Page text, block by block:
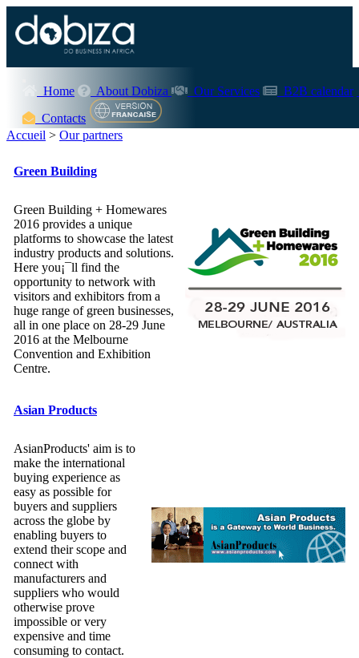
Home About Dobiza Our Services
B2B calendar
Contacts
Accueil > Our partners
Green Building
Green Building + Homewares
2016 provides a unique
platforms to showcase the latest
industry products and solutions.
Here you¡¯ll find the
opportunity to network with
visitors and exhibitors from a
huge range of green businesses,
all in one place on 28-29 June
2016 at the Melbourne
Convention and Exhibition
Centre.
Asian Products
AsianProducts' aim is to
make the international
buying experience as
easy as possible for
buyers and suppliers
across the globe by
enabling buyers to
extend their scope and
connect with
manufacturers and
suppliers who would
otherwise prove
impossible or very
expensive and time
consuming to contact.